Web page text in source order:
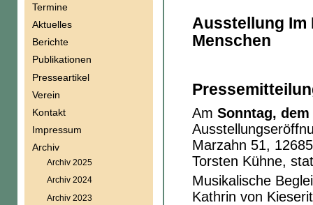
Ausstellung Im
Menschen
Am Sonntag, dem
Marzahn 51,
Torsten Kühne,
Musikalische
Kathrin von
Termine
Aktuelles
Berichte
Publikationen
Presseartikel
Verein
Kontakt
Impressum
Archiv
Archiv 2025
Archiv 2024
Archiv 2023